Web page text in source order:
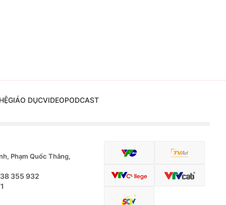
GIÁO DỤCVIDEOPODCAST
Phạm Quốc Thắng,
355 932